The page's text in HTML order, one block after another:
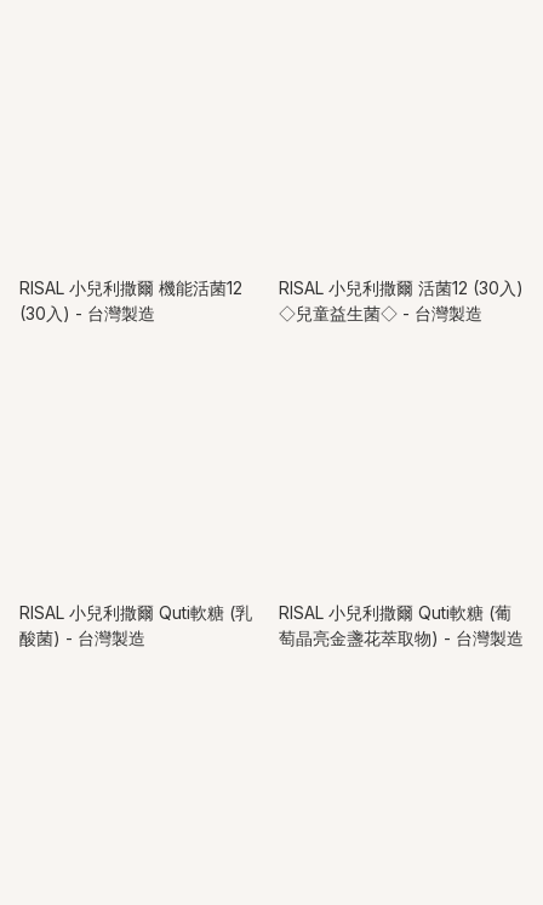
RISAL 小兒利撒爾 機能活菌12
(30入) - 台灣製造
RISAL 小兒利撒爾 活菌12 (30入)
◇兒童益生菌◇ - 台灣製造
RISAL 小兒利撒爾 Quti軟糖 (乳
酸菌) - 台灣製造
RISAL 小兒利撒爾 Quti軟糖 (葡
萄晶亮金盞花萃取物) - 台灣製造